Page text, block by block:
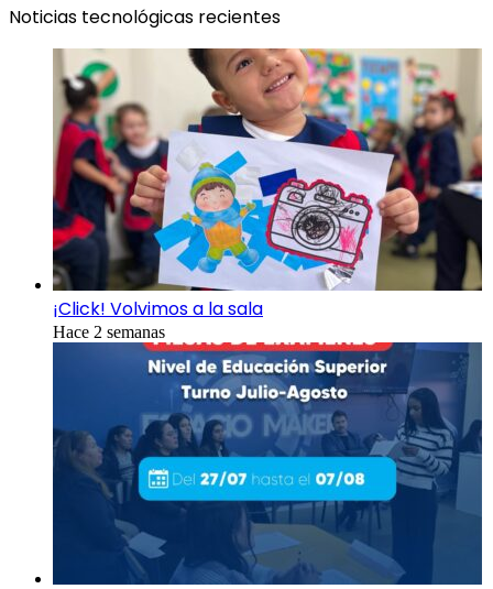
Noticias tecnológicas recientes
¡Click! Volvimos a la sala
Hace 2 semanas